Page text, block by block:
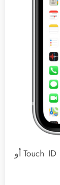
◉ سيُطلب منك إلغاء القفل باستخدام Touch ID أو